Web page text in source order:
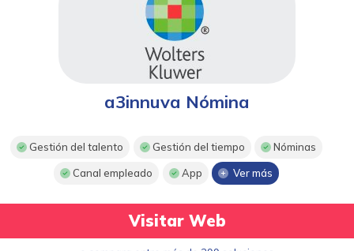
a3innuva Nómina
Gestión del talento Gestión del tiempo Nóminas
Canal empleado App Ver más
Visitar Web